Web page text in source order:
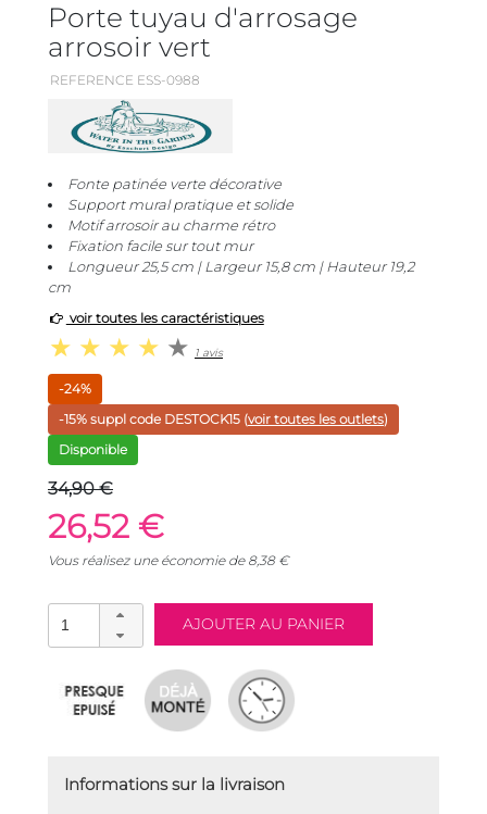
Porte tuyau d'arrosage
arrosoir vert
REFERENCE ESS-0988
Fonte patinée verte décorative
Support mural pratique et solide
Motif arrosoir au charme rétro
Fixation facile sur tout mur
Longueur 25,5 cm | Largeur 15,8 cm | Hauteur 19,2
cm
voir toutes les caractéristiques
1 avis
-24%
-15% suppl code DESTOCK15 (voir toutes les outlets)
Disponible
34,90 €
26,52 €
Vous réalisez une économie de 8,38€
Informations sur la livraison